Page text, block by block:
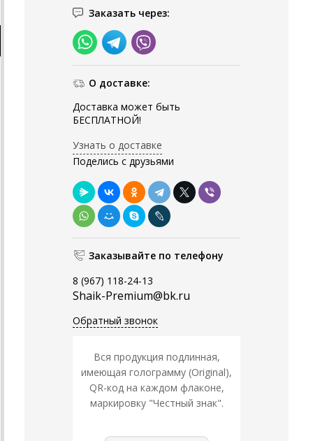
Заказать через:
О доставке:
Доставка может быть
БЕСПЛАТНОЙ!
Узнать о доставке
Поделись с друзьями
Заказывайте по телефону
8 (967) 118-24-13
Shaik-Premium@bk.ru
Обратный звонок
Вся продукция подлинная,
имеющая голограмму (Original),
QR-код на каждом флаконе,
маркировку "Честный знак".